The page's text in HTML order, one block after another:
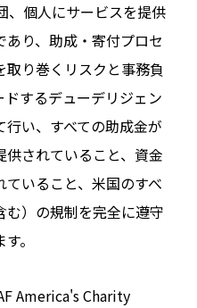
、個人にサービスを提供
り、助成・寄付プロセ
り巻くリスクと事務負
するデューデリジェン
い、すべての助成金が
されていること、資金
いること、米国のすべ
）の規制を完全に遵守
。
America's Charity